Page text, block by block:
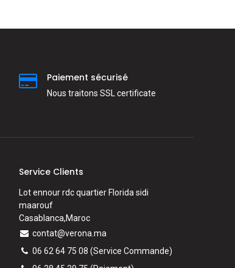
Paiement sécurisé
Nous traitons SSL сertificate
Service Clients
Lot ennour rdc quartier Florida sidi
maarouf
Casablanca,Maroc
contat@verona.ma
06 62 64 75 08 (Service Commande)